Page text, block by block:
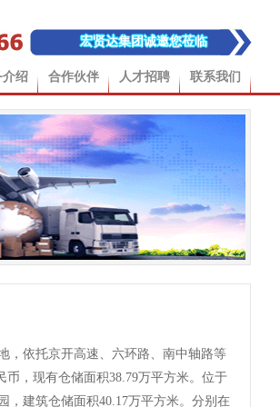
宏贤达集团诚邀您莅临
绍 合作伙伴 人才招聘 联系我们
依托京开高速、六环路、南中轴路等
，现有仓储面积38.79万平方米。位于
，建筑仓储面积40.17万平方米。分别在